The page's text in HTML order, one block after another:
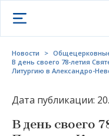
Открыть меню
Новости >
В день своего 78-летия
Литургию в Александро-
Дата публикации:
В день своего